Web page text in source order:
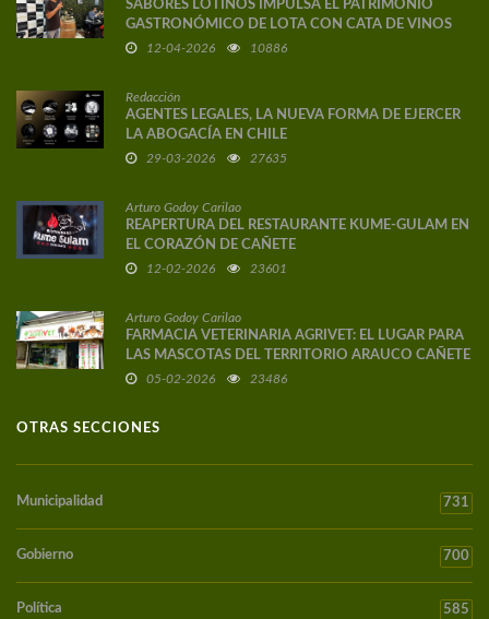
SABORES LOTINOS IMPULSA EL PATRIMONIO
GASTRONÓMICO DE LOTA CON CATA DE VINOS
DE AUTOR
12-04-2026 10886
Redacción
AGENTES LEGALES, LA NUEVA FORMA DE EJERCER
LA ABOGACÍA EN CHILE
29-03-2026 27635
Arturo Godoy Carilao
REAPERTURA DEL RESTAURANTE KUME-GULAM EN
EL CORAZÓN DE CAÑETE
12-02-2026 23601
Arturo Godoy Carilao
FARMACIA VETERINARIA AGRIVET: EL LUGAR PARA
LAS MASCOTAS DEL TERRITORIO ARAUCO CAÑETE
05-02-2026 23486
OTRAS SECCIONES
Municipalidad 731
Gobierno 700
Política 585